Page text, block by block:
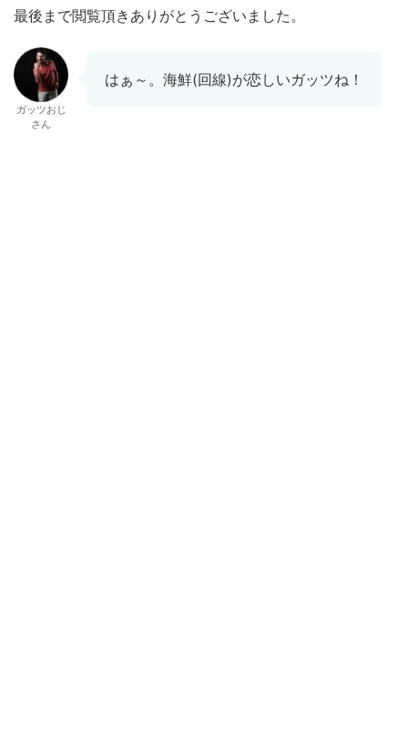
最後まで閲覧頂きありがとうございました。
ガッツおじ
さん
はぁ～。海鮮(回線)が恋しいガッツね！